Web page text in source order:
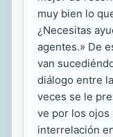
muy bien lo
¿Necesitas
agentes.» De
van
diálogo entre
veces se le
ve por los ojos
interrelación